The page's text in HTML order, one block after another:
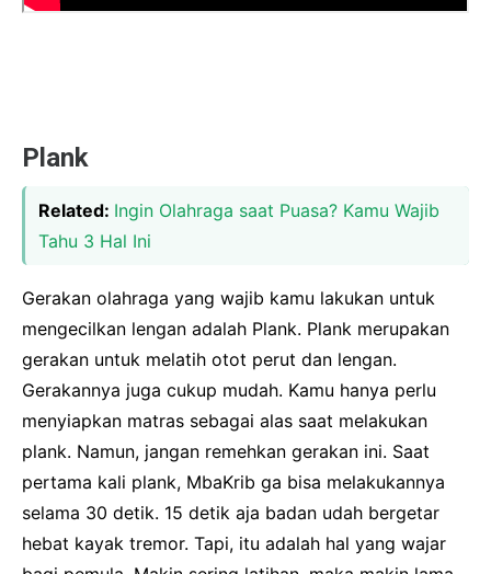
Plank
Related: Ingin Olahraga saat Puasa? Kamu Wajib
Tahu 3 Hal Ini
Gerakan olahraga yang wajib kamu lakukan untuk
mengecilkan lengan adalah Plank. Plank merupakan
gerakan untuk melatih otot perut dan lengan.
Gerakannya juga cukup mudah. Kamu hanya perlu
menyiapkan matras sebagai alas saat melakukan
plank. Namun, jangan remehkan gerakan ini. Saat
pertama kali plank, MbaKrib ga bisa melakukannya
selama 30 detik. 15 detik aja badan udah bergetar
hebat kayak tremor. Tapi, itu adalah hal yang wajar